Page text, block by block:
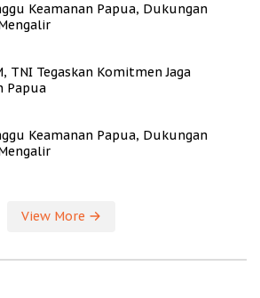
Keamanan Papua, Dukungan
TNI Tegaskan Komitmen Jaga
Papua
Keamanan Papua, Dukungan
View More